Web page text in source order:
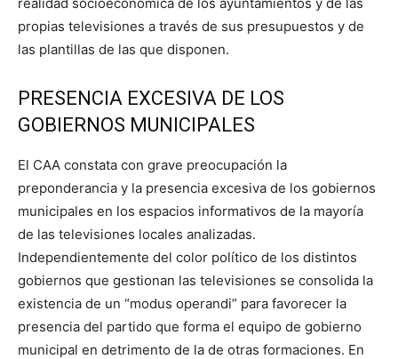
propias televisiones a través de sus presupuestos y de
las plantillas de las que disponen.
PRESENCIA EXCESIVA DE LOS
GOBIERNOS MUNICIPALES
El CAA constata con grave preocupación la
preponderancia y la presencia excesiva de los gobiernos
municipales en los espacios informativos de la mayoría
de las televisiones locales analizadas.
Independientemente del color político de los distintos
gobiernos que gestionan las televisiones se consolida la
existencia de un “modus operandi” para favorecer la
presencia del partido que forma el equipo de gobierno
municipal en detrimento de la de otras formaciones. En